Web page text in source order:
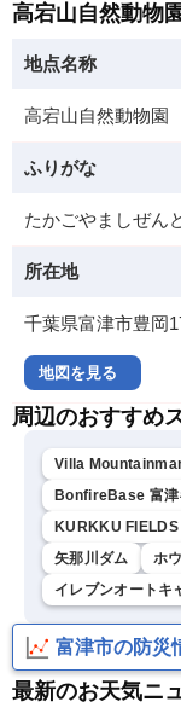
高宕山自然動物
地点名称
高宕山自然動物園
ふりがな
たかごやましぜん
所在地
千葉県富津市豊岡
地図を見る
周辺のおすすめ
Villa
BonfireBase 富津
KURKKU
矢那川ダム
ホ
イレブンオートキ
富津市の防災
最新のお天気ニ